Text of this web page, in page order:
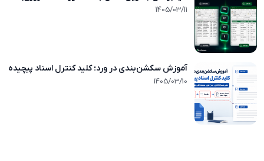
1405/02/23
1405/03/11
آموزش سکشن‌بندی در ورد؛ کلید کنترل اسناد پیچیده
1405/02/16
1405/03/10